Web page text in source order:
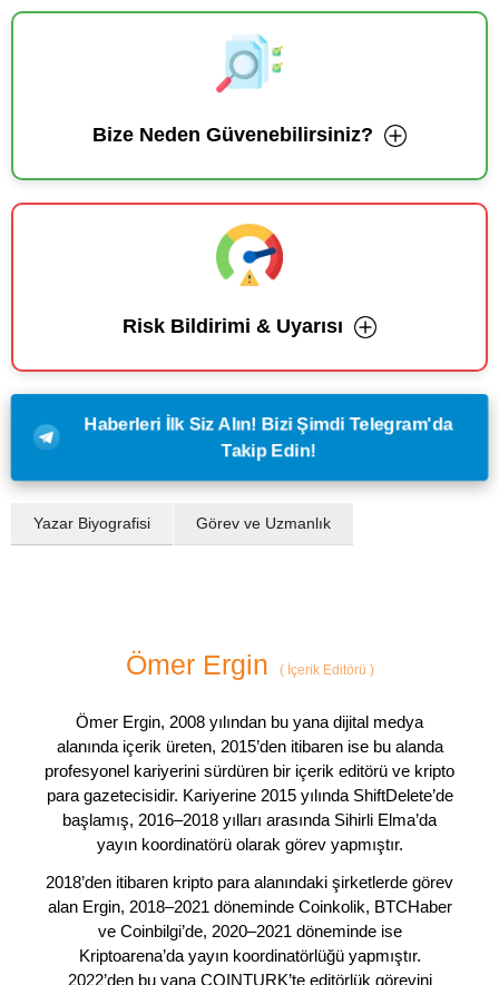
Bize Neden Güvenebilirsiniz?
Risk Bildirimi & Uyarısı
Haberleri İlk Siz Alın! Bizi Şimdi Telegram'da
Takip Edin!
Yazar Biyografisi Görev ve Uzmanlık
Ömer Ergin (İçerik Editörü )
Ömer Ergin, 2008 yılından bu yana dijital medya
alanında içerik üreten, 2015’den itibaren ise bu alanda
profesyonel kariyerini sürdüren bir içerik editörü ve kripto
para gazetecisidir. Kariyerine 2015 yılında ShiftDelete’de
başlamış, 2016–2018 yılları arasında Sihirli Elma’da
yayın koordinatörü olarak görev yapmıştır.
2018’den itibaren kripto para alanındaki şirketlerde görev
alan Ergin, 2018–2021 döneminde Coinkolik, BTCHaber
ve Coinbilgi’de, 2020–2021 döneminde ise
Kriptoarena’da yayın koordinatörlüğü yapmıştır.
2022’den bu yana COINTURK’te editörlük görevini